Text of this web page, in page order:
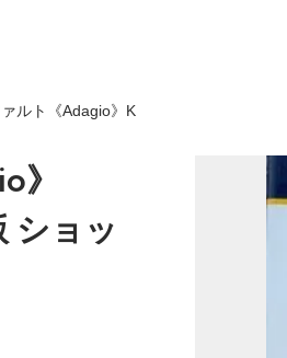
ルト《Adagio》K
》
ショッ